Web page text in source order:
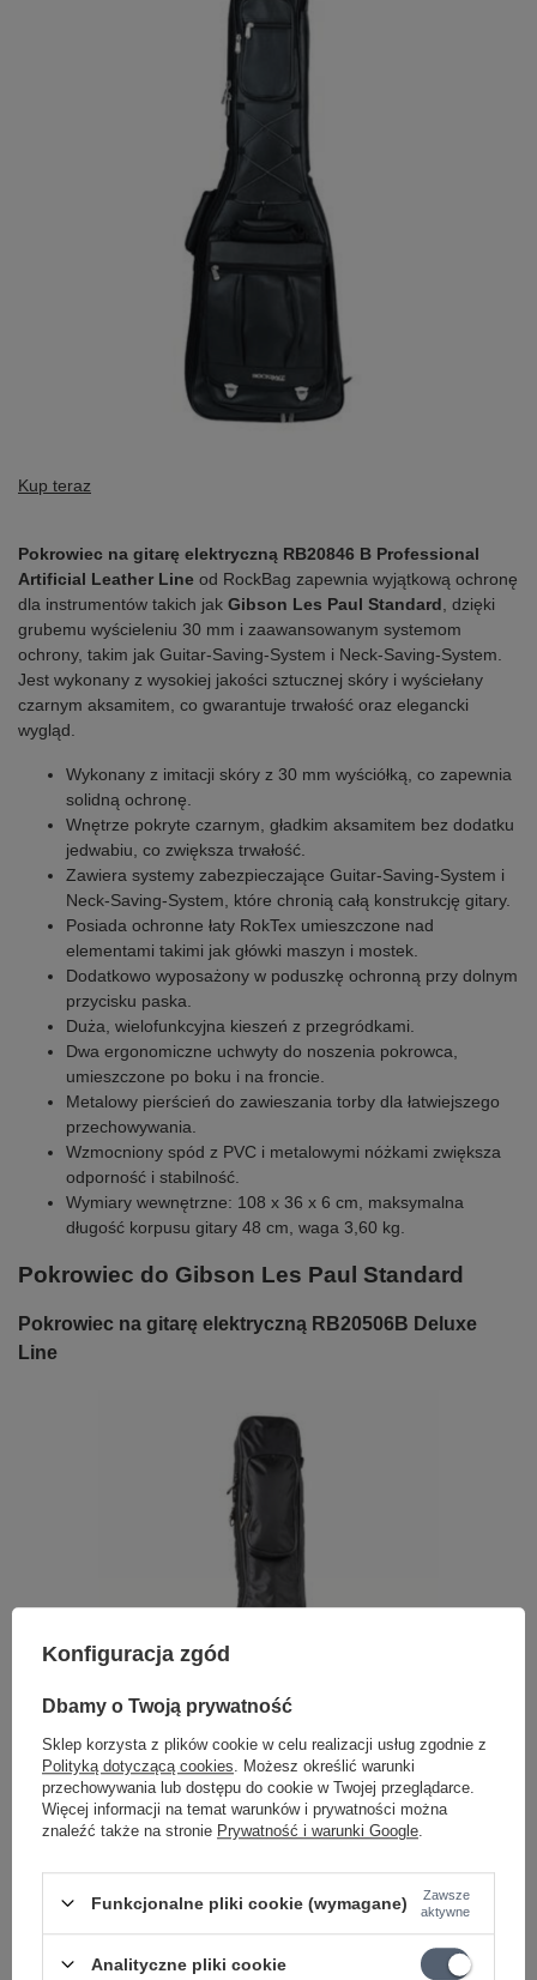
Kup teraz
Pokrowiec na gitarę elektryczną RB20846 B Professional
Artificial Leather Line od RockBag zapewnia wyjątkową ochronę
dla instrumentów takich jak Gibson Les Paul Standard , dzięki
grubemu wyścieleniu 30 mm i zaawansowanym systemom
ochrony, takim jak Guitar-Saving-System i Neck-Saving-System.
Jest wykonany z wysokiej jakości sztucznej skóry i wyściełany
czarnym aksamitem, co gwarantuje trwałość oraz elegancki
wygląd.
Wykonany z imitacji skóry z 30 mm wyściółką, co zapewnia
solidną ochronę.
Wnętrze pokryte czarnym, gładkim aksamitem bez dodatku
jedwabiu, co zwiększa trwałość.
Zawiera systemy zabezpieczające Guitar-Saving-System i
Neck-Saving-System, które chronią całą konstrukcję gitary.
Posiada ochronne łaty RokTex umieszczone nad
elementami takimi jak główki maszyn i mostek.
Dodatkowo wyposażony w poduszkę ochronną przy dolnym
przycisku paska.
Duża, wielofunkcyjna kieszeń z przegródkami.
Dwa ergonomiczne uchwyty do noszenia pokrowca,
umieszczone po boku i na froncie.
Metalowy pierścień do zawieszania torby dla łatwiejszego
przechowywania.
Wzmocniony spód z PVC i metalowymi nóżkami zwiększa
odporność i stabilność.
Wymiary wewnętrzne: 108 x 36 x 6 cm, maksymalna
długość korpusu gitary 48 cm, waga 3,60 kg.
Pokrowiec do Gibson Les Paul Standard
Pokrowiec na gitarę elektryczną RB20506B Deluxe
Line
Kup teraz
Konfiguracja zgód
Dbamy o Twoją prywatność
Sklep korzysta z plików cookie w celu realizacji usług zgodnie z
Polityką dotyczącą cookies . Możesz określić warunki
przechowywania lub dostępu do cookie w Twojej przeglądarce.
Więcej informacji na temat warunków i prywatności można
znaleźć także na stronie Prywatność i warunki Google
Funkcjonalne pliki cookie (wymagane)
Zawsze
aktywne
Analityczne pliki cookie